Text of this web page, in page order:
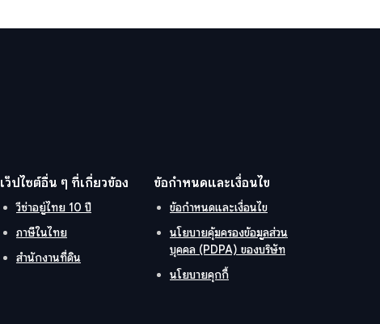
เว็ปไซต์อื่น ๆ ที่เกี่ยวข้อง
วีซ่าอยู่ไทย 10 ปี
ภาษีในไทย
สำนักงานที่ดิน
ข้อกำหนดและเงื่อนไข
ข้อกำหนดและเงื่อนไข
นโยบายคุ้มครองข้อมูลส่วน
บุคคล (PDPA) ของบริษัท
นโยบายคุกกี้